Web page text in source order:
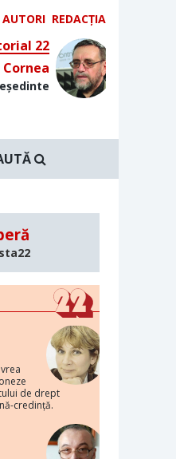
AUTORI REDACȚIA
22
Cornea
de drept
credință.